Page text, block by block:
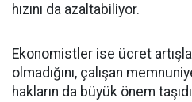
hızını da azaltabiliyor.
Ekonomistler ise ücret
olmadığını, çalışan
hakların da büyük önem